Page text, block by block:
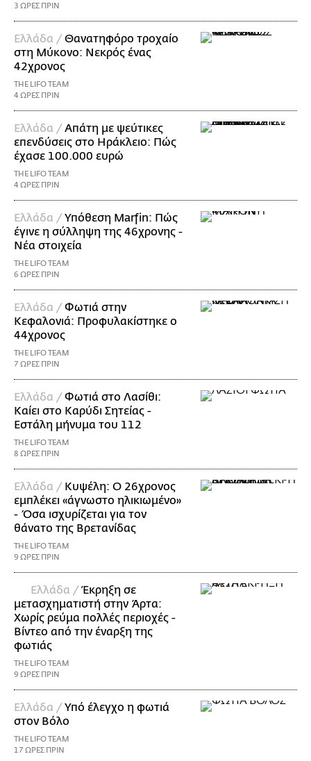
3 ΩΡΕΣ ΠΡΙΝ
Ελλάδα /Θανατηφόρο τροχαίο
στη Μύκονο: Νεκρός ένας
42χρονος
THE LIFO TEAM
4 ΩΡΕΣ ΠΡΙΝ
Ελλάδα /Απάτη με ψεύτικες
επενδύσεις στο Ηράκλειο: Πώς
έχασε 100.000 ευρώ
THE LIFO TEAM
4 ΩΡΕΣ ΠΡΙΝ
Ελλάδα /Υπόθεση Marfin: Πώς
έγινε η σύλληψη της 46χρονης -
Νέα στοιχεία
THE LIFO TEAM
6 ΩΡΕΣ ΠΡΙΝ
Ελλάδα /Φωτιά στην
Κεφαλονιά: Προφυλακίστηκε ο
44χρονος
THE LIFO TEAM
7 ΩΡΕΣ ΠΡΙΝ
Ελλάδα /Φωτιά στο Λασίθι:
Καίει στο Καρύδι Σητείας -
Εστάλη μήνυμα του 112
THE LIFO TEAM
8 ΩΡΕΣ ΠΡΙΝ
Ελλάδα / Κυψέλη: Ο 26χρονος
εμπλέκει «άγνωστο ηλικιωμένο»
- Όσα ισχυρίζεται για τον
θάνατο της Βρετανίδας
THE LIFO TEAM
9 ΩΡΕΣ ΠΡΙΝ
Ελλάδα /Έκρηξη σε
μετασχηματιστή στην Άρτα:
Χωρίς ρεύμα πολλές περιοχές -
Βίντεο από την έναρξη της
φωτιάς
THE LIFO TEAM
9 ΩΡΕΣ ΠΡΙΝ
Ελλάδα /Υπό έλεγχο η φωτιά
στον Βόλο
THE LIFO TEAM
17 ΩΡΕΣ ΠΡΙΝ